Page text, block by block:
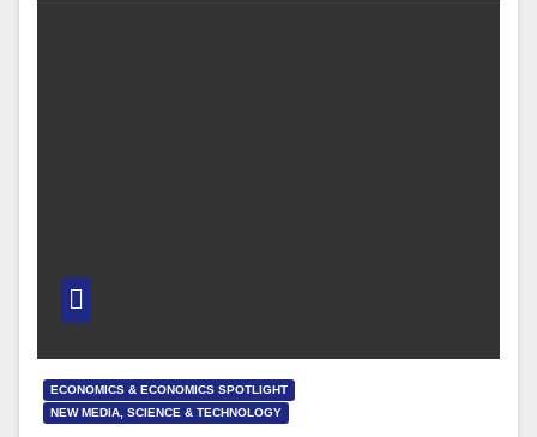
ECONOMICS & ECONOMICS SPOTLIGHT
NEW MEDIA, SCIENCE & TECHNOLOGY